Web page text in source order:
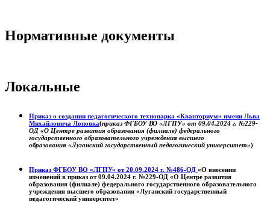
Нормативные документы
Локальные
Приказ о создании педагогического технопарка «Кванториум» имени Льва
Михайловича Лоповка(приказ ФГБОУ ВО «ЛГПУ» от 09.04.2024 г. №229-
ОД «О Центре развития образования (филиале) федерального
государственного образовательного учреждения высшего
образования «Луганский государственный педагогический университет»)
Приказ ФГБОУ ВО «ЛГПУ» от 20.09.2024 г. №486-ОД «О внесении
изменений в приказ от 09.04.2024 г. №229-ОД «О Центре развития
образования (филиале) федерального государственного образовательного
учреждения высшего образования «Луганский государственный
педагогический университет»